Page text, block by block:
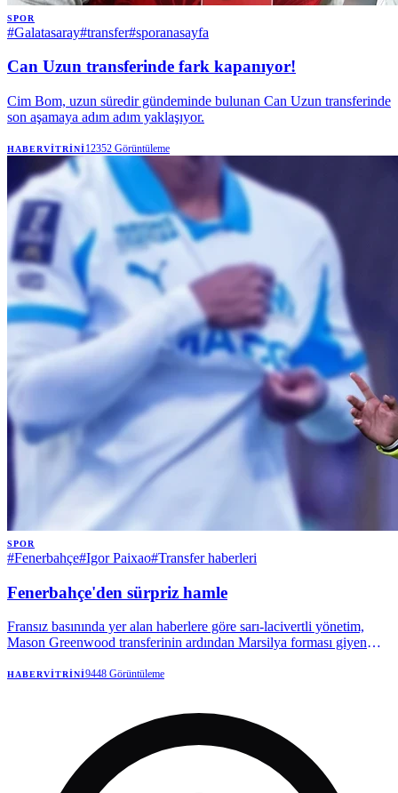
SPOR
#Galatasaray#transfer#sporanasayfa
Can Uzun transferinde fark kapanıyor!
Cim Bom, uzun süredir gündeminde bulunan Can Uzun transferinde
son aşamaya adım adım yaklaşıyor.
HABERVITRINI12352 Görüntüleme
SPOR
#Fenerbahçe#Igor Paixao#Transfer haberleri
Fenerbahçe'den sürpriz hamle
Fransız basınında yer alan haberlere göre sarı-lacivertli yönetim,
Mason Greenwood transferinin ardından Marsilya forması giyen
HABERVITRINI9448 Görüntüleme